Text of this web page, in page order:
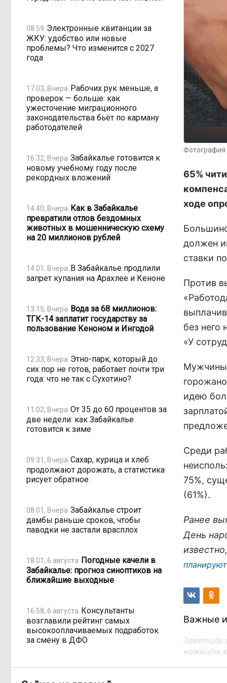
08:59 Электронные квитанции за
ЖКУ: удобство или новые
проблемы? Что изменится с 2027
года
17:03, Вчера Рабочих рук меньше, а
проверок — больше: как
ужесточение миграционного
законодательства бьёт по карману
работодателей
16:32, Вчера Забайкалье готовится к
новому учебному году после
рекордных вложений
14:40, Вчера Как в Забайкалье
превратили отлов бездомных
животных в мошенническую схему
на 20 миллионов рублей
14:01, Вчера В Забайкалье продлили
запрет купания на Арахлее и Кеноне
13:15, Вчера Вода за 68 миллионов:
ТГК-14 заплатит государству за
пользование Кеноном и Ингодой
12:33, Вчера Этно-парк, который до
сих пор не готов, работает почти три
года: что не так с Сухотино?
11:02, Вчера От 35 до 60 процентов за
две недели: как Забайкалье
готовится к зиме
09:31, Вчера Сахар, курица и хлеб
продолжают дорожать, а статистика
рисует обратное
08:01, Вчера Забайкалье строит
дамбы раньше сроков, чтобы
паводки не застали врасплох
18:01, 6 августа Погодные качели в
Забайкалье: прогноз синоптиков на
ближайшие выходные
16:58, 6 августа Консультанты
возглавили рейтинг самых
высокооплачиваемых подработок
за смену в ДФО
15:02, 6 августа
«Ждать некогда»:
жители подтопленного Угдана
Фотография
65%
ходе
должен
ставки
Против
без него
«У
Мужчины
идею
Среди
75%,
(61%).
Ранее
День
Важные
Заметили
нажмите